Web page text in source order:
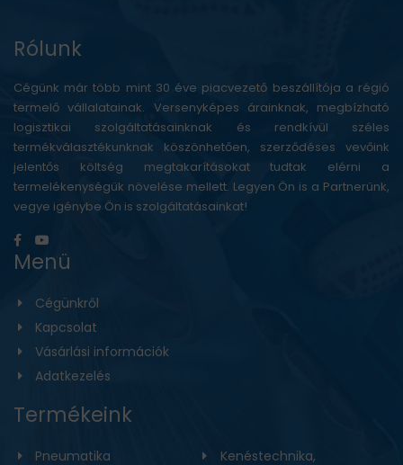
Rólunk
Cégünk már több mint 30 éve piacvezető beszállítója a régió
termelő vállalatainak. Versenyképes árainknak, megbízható
logisztikai szolgáltatásainknak és rendkívül széles
termékválasztékunknak köszönhetően, szerződéses vevőink
jelentős költség megtakarításokat tudtak elérni a
termelékenységük növelése mellett. Legyen Ön is a Partnerünk,
vegye igénybe Ön is szolgáltatásainkat!
Menü
Cégünkről
Kapcsolat
Vásárlási információk
Adatkezelés
Termékeink
Pneumatika Kenéstechnika,